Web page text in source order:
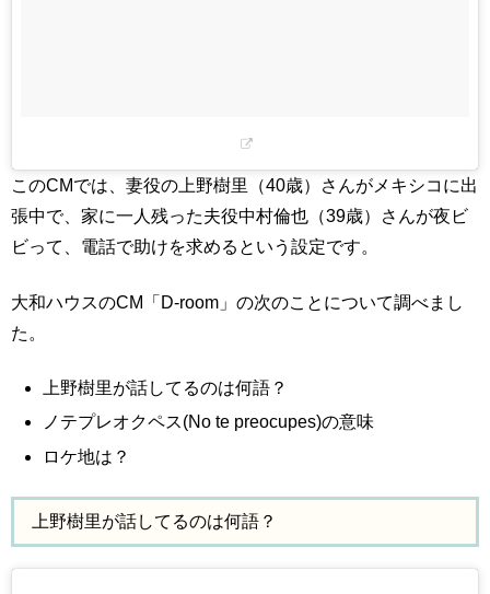
このCMでは、妻役の上野樹里（40歳）さんがメキシコに出
張中で、家に一人残った夫役中村倫也（39歳）さんが夜ビ
ビって、電話で助けを求めるという設定です。
大和ハウスのCM「D-room」の次のことについて調べまし
た。
上野樹里が話してるのは何語？
ノテプレオクペス(No te preocupes)の意味
ロケ地は？
上野樹里が話してるのは何語？